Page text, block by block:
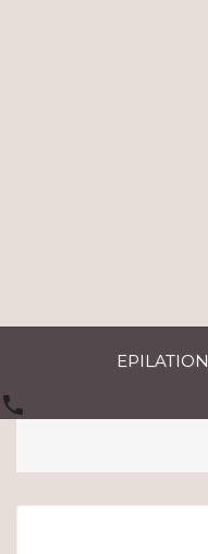
EPILATION
